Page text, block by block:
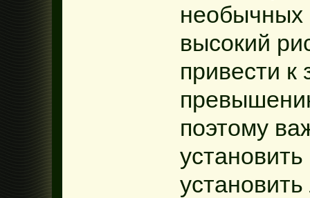
необычных
высокий
привести к
поэтому